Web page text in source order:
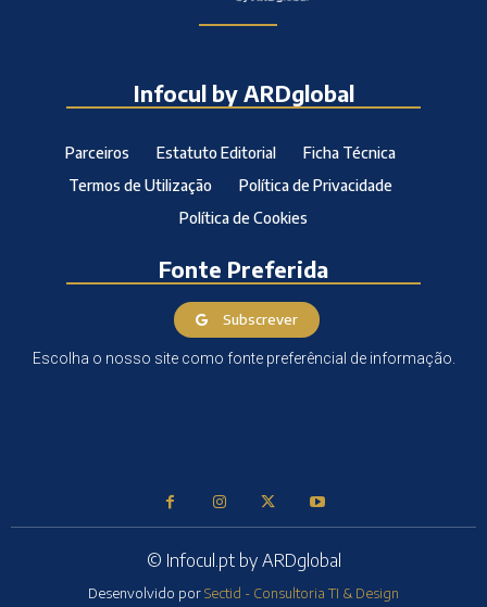
Infocul by ARDglobal
Parceiros Estatuto Editorial
Ficha Técnica
Termos de Utilização
Política de Privacidade
Política de Cookies
Fonte Preferida
Subscrever
Escolha o nosso site como fonte preferêncial de informação.
© Infocul.pt by ARDglobal
Desenvolvido porSectid - Consultoria TI & Design